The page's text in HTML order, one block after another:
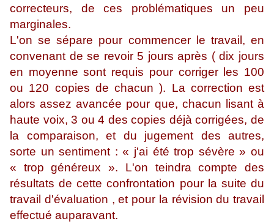
correcteurs, de ces problématiques un peu
marginales.
L'on se sépare pour commencer le travail, en
convenant de se revoir 5 jours après ( dix jours
en moyenne sont requis pour corriger les 100
ou 120 copies de chacun ). La correction est
alors assez avancée pour que, chacun lisant à
haute voix, 3 ou 4 des copies déjà corrigées, de
la comparaison, et du jugement des autres,
sorte un sentiment : « j'ai été trop sévère » ou
« trop généreux ». L'on teindra compte des
résultats de cette confrontation pour la suite du
travail d'évaluation , et pour la révision du travail
effectué auparavant.